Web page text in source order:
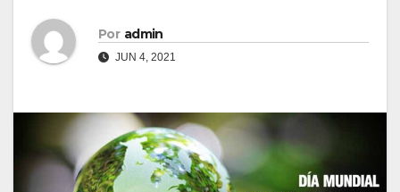
Por admin
JUN 4, 2021